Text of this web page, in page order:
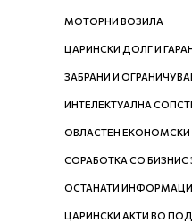
МОТОРНИ ВОЗИЛА
ЦАРИНСКИ ДОЛГ И
ЗАБРАНИ И
ИНТЕЛЕКТУАЛНА
ОВЛАСТЕН ЕКОНОМСКИ
СОРАБОТКА СО БИЗНИС
ОСТАНАТИ
ЦАРИНСКИ АКТИ ВО